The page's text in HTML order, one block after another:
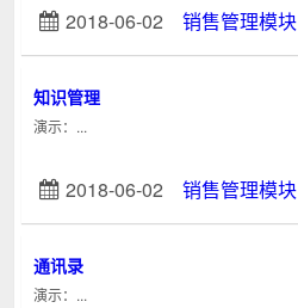
2018-06-02销售管理模块
知识管理
演示：...
2018-06-02销售管理模块
通讯录
演示：...